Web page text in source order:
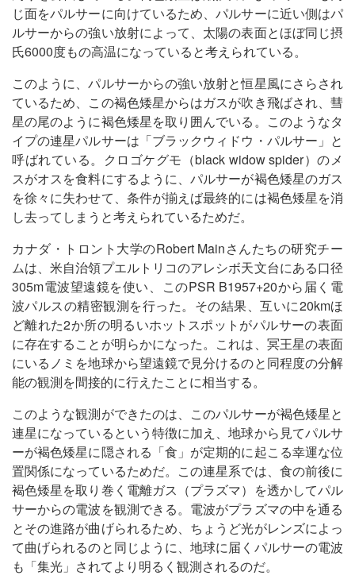
じ面をパルサーに向けているため、パルサーに近い側はパ
ルサーからの強い放射によって、太陽の表面とほぼ同じ摂
氏6000度もの高温になっていると考えられている。
このように、パルサーからの強い放射と恒星風にさらされ
ているため、この褐色矮星からはガスが吹き飛ばされ、彗
星の尾のように褐色矮星を取り囲んでいる。このようなタ
イプの連星パルサーは「ブラックウィドウ・パルサー」と
呼ばれている。クロゴケグモ（black widow spider）のメ
スがオスを食料にするように、パルサーが褐色矮星のガス
を徐々に失わせて、条件が揃えば最終的には褐色矮星を消
し去ってしまうと考えられているためだ。
カナダ・トロント大学のRobert Mainさんたちの研究チー
ムは、米自治領プエルトリコのアレシボ天文台にある口径
305m電波望遠鏡を使い、このPSR B1957+20から届く電
波パルスの精密観測を行った。その結果、互いに20kmほ
ど離れた2か所の明るいホットスポットがパルサーの表面
に存在することが明らかになった。これは、冥王星の表面
にいるノミを地球から望遠鏡で見分けるのと同程度の分解
能の観測を間接的に行えたことに相当する。
このような観測ができたのは、このパルサーが褐色矮星と
連星になっているという特徴に加え、地球から見てパルサ
ーが褐色矮星に隠される「食」が定期的に起こる幸運な位
置関係になっているためだ。この連星系では、食の前後に
褐色矮星を取り巻く電離ガス（プラズマ）を透かしてパル
サーからの電波を観測できる。電波がプラズマの中を通る
とその進路が曲げられるため、ちょうど光がレンズによっ
て曲げられるのと同じように、地球に届くパルサーの電波
も「集光」されてより明るく観測されるのだ。